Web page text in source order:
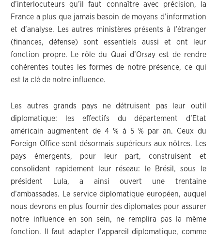
d’interlocuteurs qu’il faut connaître avec précision, la
France a plus que jamais besoin de moyens d’information
et d’analyse. Les autres ministères présents à l’étranger
(finances, défense) sont essentiels aussi et ont leur
fonction propre. Le rôle du Quai d’Orsay est de rendre
cohérentes toutes les formes de notre présence, ce qui
est la clé de notre influence.
Les autres grands pays ne détruisent pas leur outil
diplomatique: les effectifs du département d’Etat
américain augmentent de 4 % à 5 % par an. Ceux du
Foreign Office sont désormais supérieurs aux nôtres. Les
pays émergents, pour leur part, construisent et
consolident rapidement leur réseau: le Brésil, sous le
président Lula, a ainsi ouvert une trentaine
d’ambassades. Le service diplomatique européen, auquel
nous devrons en plus fournir des diplomates pour assurer
notre influence en son sein, ne remplira pas la même
fonction. Il faut adapter l’appareil diplomatique, comme